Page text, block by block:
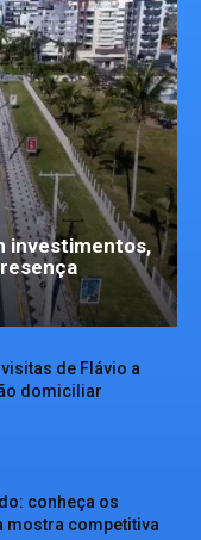
investimentos,
de Flávio a
domiciliar
conheça os
mostra competitiva